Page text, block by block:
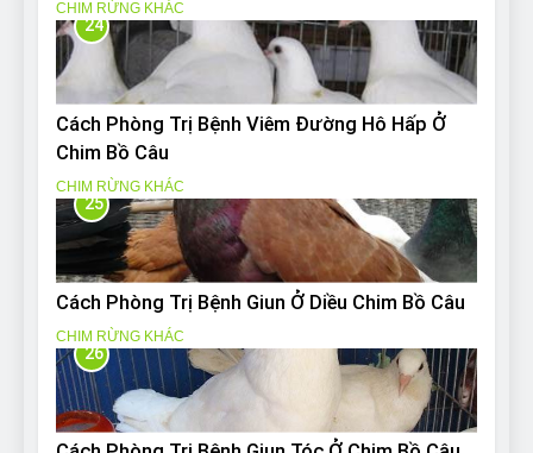
CHIM RỪNG KHÁC
24
Cách Phòng Trị Bệnh Viêm Đường Hô Hấp Ở
Chim Bồ Câu
CHIM RỪNG KHÁC
25
Cách Phòng Trị Bệnh Giun Ở Diều Chim Bồ Câu
CHIM RỪNG KHÁC
26